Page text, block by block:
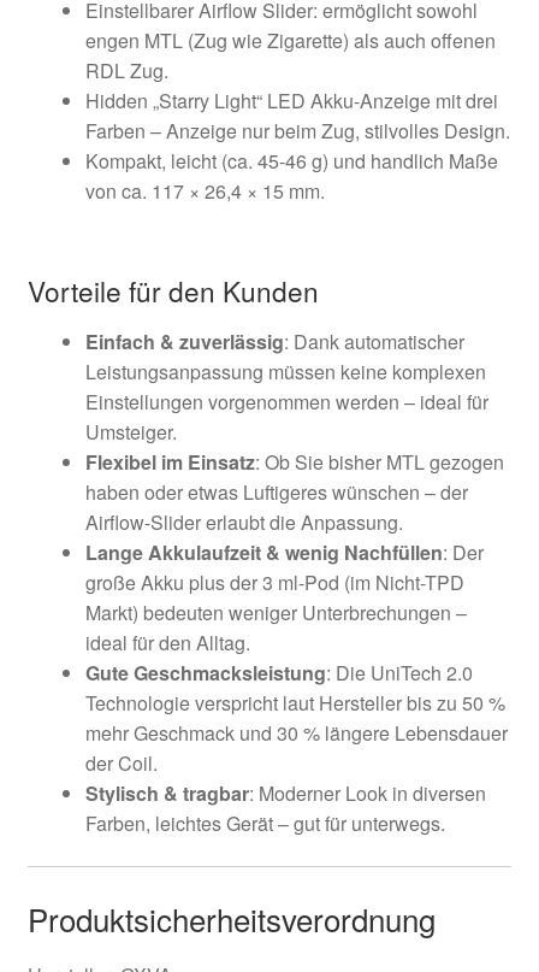
Einstellbarer Airflow Slider: ermöglicht sowohl
engen MTL (Zug wie Zigarette) als auch offenen
RDL Zug.
Hidden „Starry Light“ LED Akku-Anzeige mit drei
Farben – Anzeige nur beim Zug, stilvolles Design.
Kompakt, leicht (ca. 45-46 g) und handlich Maße
von ca. 117 × 26,4 × 15 mm.
Vorteile für den Kunden
Einfach & zuverlässig: Dank automatischer
Leistungsanpassung müssen keine komplexen
Einstellungen vorgenommen werden – ideal für
Umsteiger.
Flexibel im Einsatz: Ob Sie bisher MTL gezogen
haben oder etwas Luftigeres wünschen – der
Airflow-Slider erlaubt die Anpassung.
Lange Akkulaufzeit & wenig Nachfüllen: Der
große Akku plus der 3 ml-Pod (im Nicht-TPD
Markt) bedeuten weniger Unterbrechungen –
ideal für den Alltag.
Gute Geschmacksleistung: Die UniTech 2.0
Technologie verspricht laut Hersteller bis zu 50 %
mehr Geschmack und 30 % längere Lebensdauer
der Coil.
Stylisch & tragbar: Moderner Look in diversen
Farben, leichtes Gerät – gut für unterwegs.
Produktsicherheitsverordnung